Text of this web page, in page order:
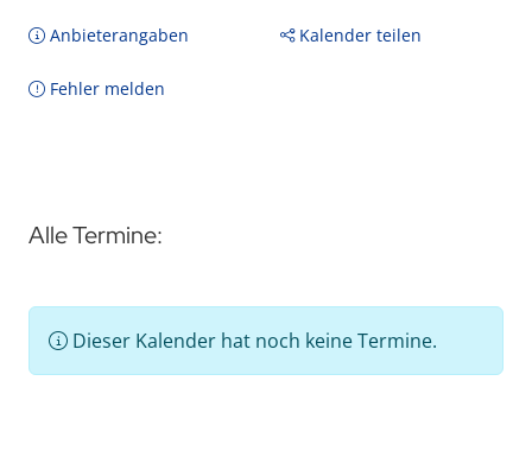
Anbieterangaben Kalender teilen
Fehler melden
Alle Termine:
Dieser Kalender hat noch keine Termine.